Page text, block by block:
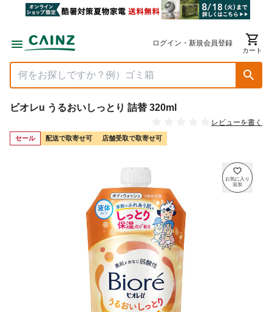
ログイン・新規会員登録
カート
ビオレu うるおいしっとり 詰替 320ml
レビューを書く
セール 配送で取寄せ可 店舗受取で取寄せ可